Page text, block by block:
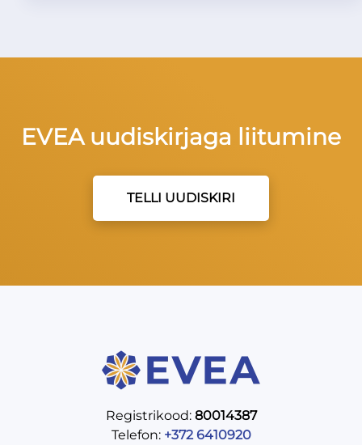
EVEA uudiskirjaga liitumine
TELLI UUDISKIRI
Registrikood: 80014387
Telefon: +372 6410920